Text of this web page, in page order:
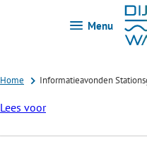
Menu
Home Informatieavonden
Lees voor